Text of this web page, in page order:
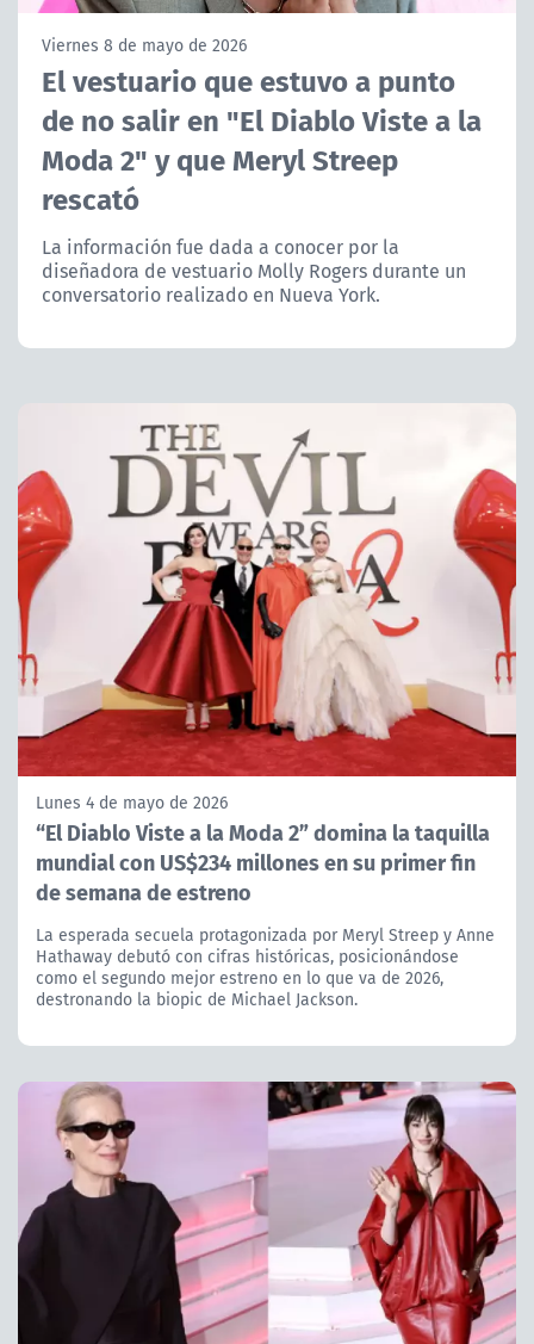
ACTUALIDAD Y TENDENCIAS
CORPORATIVO Y TRANSPARENCIA
ÁREA DE PROYECTOS
Viernes 8 de mayo de 2026
El vestuario que estuvo a punto
de no salir en "El Diablo Viste a la
Moda 2" y que Meryl Streep
rescató
La información fue dada a conocer por la
diseñadora de vestuario Molly Rogers durante un
conversatorio realizado en Nueva York.
Lunes 4 de mayo de 2026
“El Diablo Viste a la Moda 2” domina la taquilla
mundial con US$234 millones en su primer fin
de semana de estreno
La esperada secuela protagonizada por Meryl Streep y Anne
Hathaway debutó con cifras históricas, posicionándose
como el segundo mejor estreno en lo que va de 2026,
destronando la biopic de Michael Jackson.